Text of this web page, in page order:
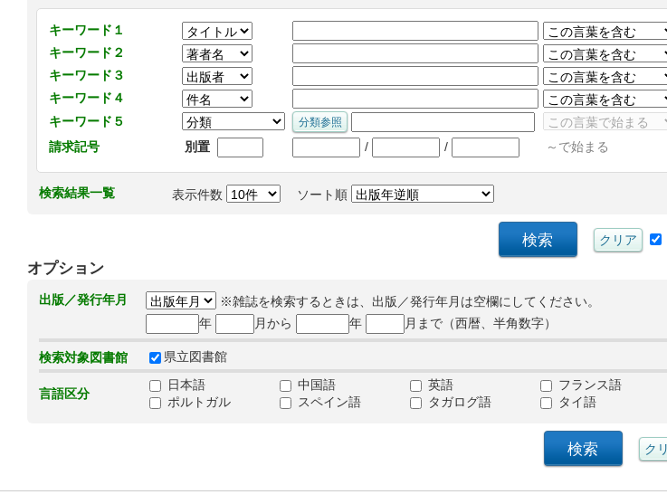
キーワード１
キーワード２
キーワード３
キーワード４
キーワード５
請求記号
別置 / / ～で始まる
検索結果一覧 表示件数 ソート順
オプション
出版／発行年月
※雑誌を検索するときは、出版／発行年月は空欄にしてください。
年
月から 年 月まで（西暦、半角数字）
検索対象図書館 県立図書館
言語区分
日本語 中国語 英語 フランス語
ポルトガル
スペイン語 タガログ語 タイ語